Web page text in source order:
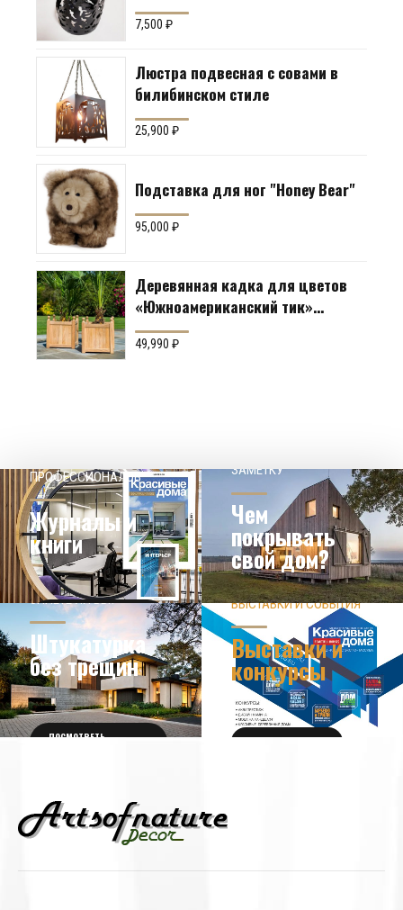
7,500₽
Люстра подвесная с совами в
билибинском стиле
25,900₽
Подставка для ног "Honey Bear"
95,000₽
Деревянная кадка для цветов
«Южноамериканский тик»
Производство: Англия
49,990₽
ПРОФЕССИОНАЛОВ
Журналы и
книги
НОВОСТИ ИЗ МИРА
ДИЗАЙНА
ЗАМЕТКУ
Чем
покрывать
свой дом?
УЗНАТЬ БОЛЬШЕ
ЗНАЕТЕ ЛИ ВЫ?
Штукатурка
без трещин
ПОСМОТРЕТЬ
ВЫСТАВКИ И СОБЫТИЯ
Выставки и
конкурсы
ПОЛУЧИТЬ БИЛЕТ